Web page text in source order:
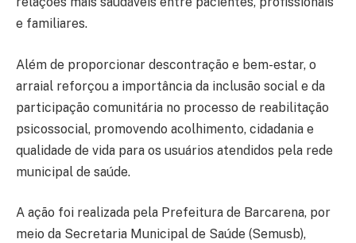
e familiares.
Além de proporcionar descontração e bem-estar, o
arraial reforçou a importância da inclusão social e da
participação comunitária no processo de reabilitação
psicossocial, promovendo acolhimento, cidadania e
qualidade de vida para os usuários atendidos pela rede
municipal de saúde.
A ação foi realizada pela Prefeitura de Barcarena, por
meio da Secretaria Municipal de Saúde (Semusb),